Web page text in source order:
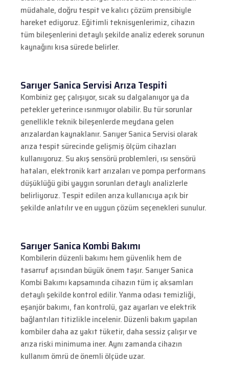
müdahale, doğru tespit ve kalıcı çözüm prensibiyle
hareket ediyoruz. Eğitimli teknisyenlerimiz, cihazın
tüm bileşenlerini detaylı şekilde analiz ederek sorunun
kaynağını kısa sürede belirler.
Sarıyer Sanica Servisi Arıza Tespiti
Kombiniz geç çalışıyor, sıcak su dalgalanıyor ya da
petekler yeterince ısınmıyor olabilir. Bu tür sorunlar
genellikle teknik bileşenlerde meydana gelen
arızalardan kaynaklanır. Sarıyer Sanica Servisi olarak
arıza tespit sürecinde gelişmiş ölçüm cihazları
kullanıyoruz. Su akış sensörü problemleri, ısı sensörü
hataları, elektronik kart arızaları ve pompa performans
düşüklüğü gibi yaygın sorunları detaylı analizlerle
belirliyoruz. Tespit edilen arıza kullanıcıya açık bir
şekilde anlatılır ve en uygun çözüm seçenekleri sunulur.
Sarıyer Sanica Kombi Bakımı
Kombilerin düzenli bakımı hem güvenlik hem de
tasarruf açısından büyük önem taşır. Sarıyer Sanica
Kombi Bakımı kapsamında cihazın tüm iç aksamları
detaylı şekilde kontrol edilir. Yanma odası temizliği,
eşanjör bakımı, fan kontrolü, gaz ayarları ve elektrik
bağlantıları titizlikle incelenir. Düzenli bakım yapılan
kombiler daha az yakıt tüketir, daha sessiz çalışır ve
arıza riski minimuma iner. Aynı zamanda cihazın
kullanım ömrü de önemli ölçüde uzar.